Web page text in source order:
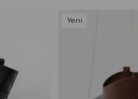
Yeni